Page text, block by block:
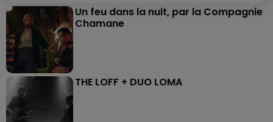
Un feu dans la nuit, par la Compagnie
Chamane
THE LOFF + DUO LOMA